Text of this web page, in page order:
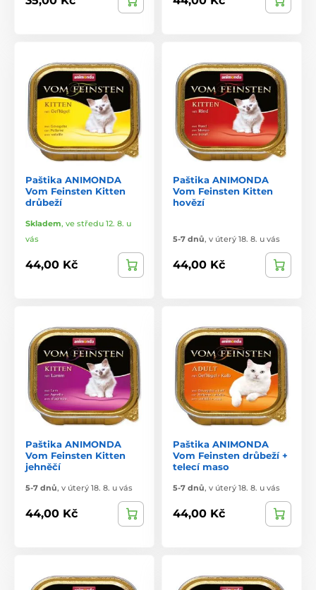
Paštika ANIMONDA
Vom Feinsten Kitten
drůbeží
Skladem, ve středu 12. 8. u
vás
44,00 Kč
Paštika ANIMONDA
Vom Feinsten Kitten
hovězí
5-7 dnů, v úterý 18. 8. u vás
44,00 Kč
Paštika ANIMONDA
Vom Feinsten Kitten
jehněčí
5-7 dnů, v úterý 18. 8. u vás
44,00 Kč
Paštika ANIMONDA
Vom Feinsten drůbeží +
telecí maso
5-7 dnů, v úterý 18. 8. u vás
44,00 Kč